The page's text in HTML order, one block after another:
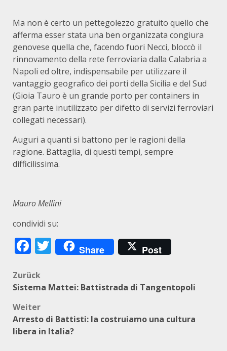
Ma non è certo un pettegolezzo gratuito quello che
afferma esser stata una ben organizzata congiura
genovese quella che, facendo fuori Necci, bloccò il
rinnovamento della rete ferroviaria dalla Calabria a
Napoli ed oltre, indispensabile per utilizzare il
vantaggio geografico dei porti della Sicilia e del Sud
(Gioia Tauro è un grande porto per containers in
gran parte inutilizzato per difetto di servizi ferroviari
collegati necessari).
Auguri a quanti si battono per le ragioni della
ragione. Battaglia, di questi tempi, sempre
difficilissima.
Mauro Mellini
condividi su:
Facebook
Twitter
Share Post
Beitragsnavigation
Zurück
Sistema Mattei: Battistrada di Tangentopoli
Weiter
Arresto di Battisti: la costruiamo una cultura
libera in Italia?